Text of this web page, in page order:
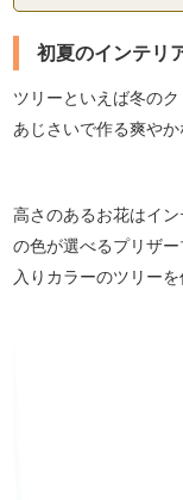
初夏のインテリ
ツリーといえば冬の
あじさいで作る爽やか
高さのあるお花はイ
の色が選べるプリザ
入りカラーのツリーを